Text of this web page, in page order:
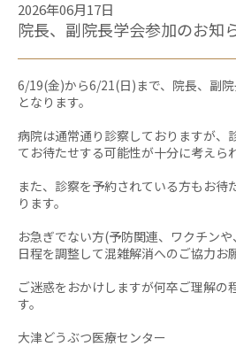
2026年06月17日
院長、副院長学会参加のお知
6/19(金)から6/21(日)まで、院長、副
となります。
病院は通常通り診察しておりますが、
てお待たせする可能性が十分に考えら
また、診察を予約されている方もお待
ります。
お急ぎでない方(予防関連、ワクチン
日程を調整して混雑解消へのご協力お
ご迷惑をおかけしますが何卒ご理解の
す。
大津どうぶつ医療センター